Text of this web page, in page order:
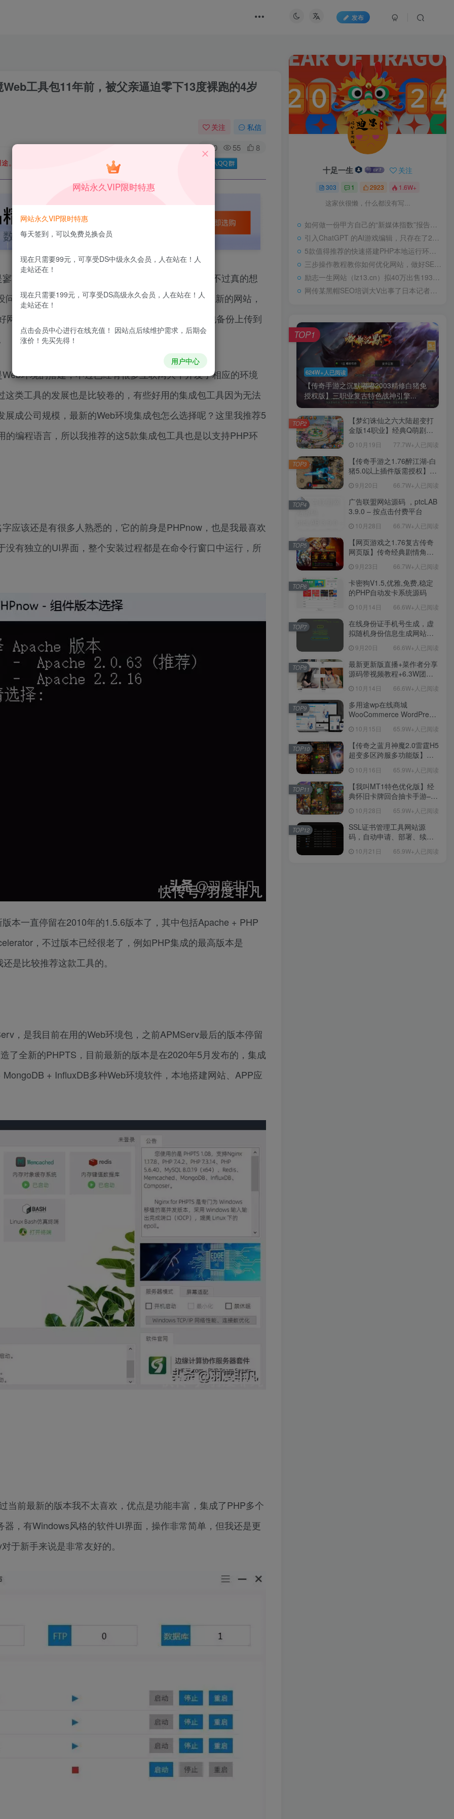
发布
工具包11年前，被父亲逼迫零下13度裸跑的4岁
关注 私信
0 55 8
。如有侵权、不妥之处，请第一时间联系我们删除！
寥无几，毕竟云服务器和虚拟主机的价格都在涨，不过真的想
题，而且即便是已经会建网站的话，想要上线一个新的网站，
站程序，然后填充一定的内容以后，再将网站打包备份上传到
环境的搭建，不过已经有很多互联网大牛开发了相应的环境
类工具的发展也是比较卷的，有些好用的集成包工具因为无法
成公司规模，最新的Web环境集成包怎么选择呢？这里我推荐5
编程语言，所以我推荐的这5款集成包工具也是以支持PHP环
应该还是有很多人熟悉的，它的前身是PHPnow，也是我最喜欢
有独立的UI界面，整个安装过程都是在命令行窗口中运行，所
本一直停留在2010年的1.5.6版本了，其中包括Apache + PHP
，不过版本已经很老了，例如PHP集成的最高版本是
是比较推荐这款工具的。
，是我目前在用的Web环境包，之前APMServ最后的版本停留
了全新的PHPTS，目前最新的版本是在2020年5月发布的，集成
+ InfluxDB多种Web环境软件，本地搭建网站、APP应
当前最新的版本我不太喜欢，优点是功能丰富，集成了PHP多个
，有Windows风格的软件UI界面，操作非常简单，但我还是更
于新手来说是非常友好的。
十足一生 关注
303 1 2923 1.6W+
这家伙很懒，什么都没有写...
如何做一份甲方自己的“新媒体指数”报告？试试“3-10模型”又一领土回归中国版图，面积4.7平方千米，五处竖界碑宣告主权
引入ChatGPT 的AI游戏编辑，只存在了24小时高中“0分”试卷火了，阅卷老师气得直跳脚，美术老师却谄媚一笑
5款值得推荐的快速搭建PHP本地运行环境Web工具包天下第一淫棍，设计玷污60位女艺人被判入狱29年，仍飞扬跋扈
三步操作教程教你如何优化网站，做好SEO优化
励志一生网站（lz13.cn）拟40万出售1934年，林徽因在耀州城门外，罕见留影，依旧容颜美丽，身姿轻盈
网传某黑帽SEO培训大V出事了日本记者：北方四岛属于哪国？中方的巧妙回答令对方如芒刺背
624W+人已阅读
【传奇手游之沉默嘟嘟2003精修白猪免
授权版】三职业复古特色战神引擎...
TOP1
【梦幻诛仙之六大陆超变打
金版14职业】经典Q萌剧情
Linux服务端源码视频架设教
程-新版多功能GM网页后台
工具-安卓苹果IOS双端版
本！
10月19日 77.7W+人已阅读
TOP2
【传奇手游之1.76醉江湖-白
猪5.0以上插件版需授权】三
手游-Win服务端源码视频架
设教程-新版GM多功能网页
授权物品后台-九层妖塔-法宠
系统-历练殿堂-尸家重地-GM
直冲网页后台-安卓苹果IOS
双端版本！
9月20日 66.7W+人已阅读
TOP3
广告联盟网站源码 ，ptcLAB
3.9.0 – 按点击付费平台
10月28日 66.7W+人已阅读
TOP4
【网页游戏之1.76复古传奇
网页版】传奇经典剧情角色
Win服务端源码视频架设教
程！
9月23日 66.7W+人已阅读
TOP5
卡密狗V1.5,优雅,免费,稳定
的PHP自动发卡系统源码
10月14日 66.6W+人已阅读
TOP6
在线身份证手机号生成，虚
拟随机身份信息生成网站源
9月20日 66.6W+人已阅读
TOP7
最新更新版直播+菜作者分享
源码带视频教程+6.3W团购
【源码+教程】
10月14日 66.6W+人已阅读
TOP8
多用途wp在线商城
WooCommerce WordPress
10月15日 65.9W+人已阅读
TOP9
【传奇之蓝月神魔2.0雷霆H5
超变多区跨服多功能版】三
理单机一键即玩镜像端-打包
Linux服务端源码-视频架设
教程
10月16日 65.9W+人已阅读
TOP10
【我叫MT1特色优化版】经
典怀旧卡牌回合抽卡手游–打
教程-多功能GM后台工具-网
页注册-安卓版本！
10月28日 65.9W+人已阅读
TOP11
SSL证书管理工具网站源
码，自动申请、部署、续期
10月21日 65.9W+人已阅读
TOP12
网站永久VIP限时特惠
网站永久VIP限时特惠
每天签到，可以免费兑换会员
现在只需要99元，可享受DS中级永久会员，人在站在！人
走站还在！
现在只需要199元，可享受DS高级永久会员，人在站在！人
走站还在！
点击会员中心进行在线充值！ 因站点后续维护需求，后期会
涨价！先买先得！
用户中心